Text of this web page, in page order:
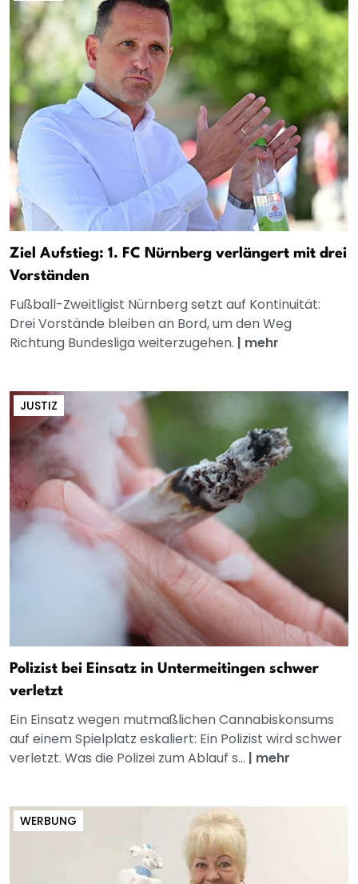
Ziel Aufstieg: 1. FC Nürnberg verlängert mit drei
Vorständen
Fußball-Zweitligist Nürnberg setzt auf Kontinuität:
Drei Vorstände bleiben an Bord, um den Weg
Richtung Bundesliga weiterzugehen. | mehr
JUSTIZ
Polizist bei Einsatz in Untermeitingen schwer
verletzt
Ein Einsatz wegen mutmaßlichen Cannabiskonsums
auf einem Spielplatz eskaliert: Ein Polizist wird schwer
verletzt. Was die Polizei zum Ablauf s... | mehr
WERBUNG